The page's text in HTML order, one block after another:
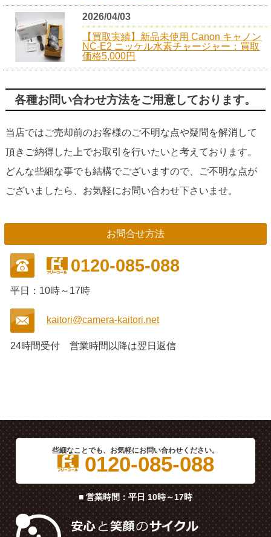
2026/04/03
【買取実績】新品未使用 Canon キャノン
NC-E2 ニッケル水素チャージャー：買取
価格5,000円
各種お問い合わせ方法をご用意しております。
当店ではご売却前のお客様のご不明な点や疑問を解消して
頂きご納得した上でお取引を行いたいと考えております。
どんな些細な事でも結構でございますので、ご不明な点が
ございましたら、お気軽にお問い合わせ下さいませ。
お問合せ方法
0120-085-088
平日：10時～17時
kaitori@camera-kaitori.net
24時間受付 営業時間以降は翌日返信
些細なことでも、お気軽にお問い合わせください。
0120-085-088
■ 営業時間：平日 10時～17時